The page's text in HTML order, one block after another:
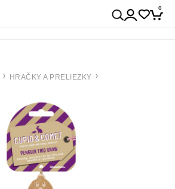
0
HRAČKY A PRELIEZKY